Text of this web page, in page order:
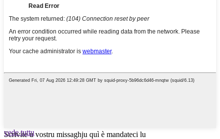
Scrivite u vostru missaghju quì è mandateci lu
vede tuttu